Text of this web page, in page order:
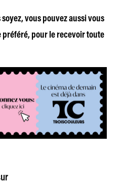
vous pouvez aussi vous
préféré, pour le recevoir toute